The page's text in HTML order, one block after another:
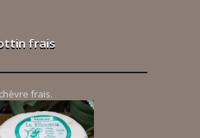
frais
frais.